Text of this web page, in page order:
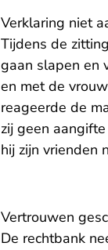
Verklaring niet
Tijdens de
gaan slapen en
en met de
reageerde de
zij geen
hij zijn vrienden
Vertrouwen
De rechtbank